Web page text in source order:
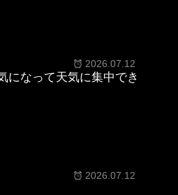
2026.07.12
になって天気に集中でき
2026.07.12